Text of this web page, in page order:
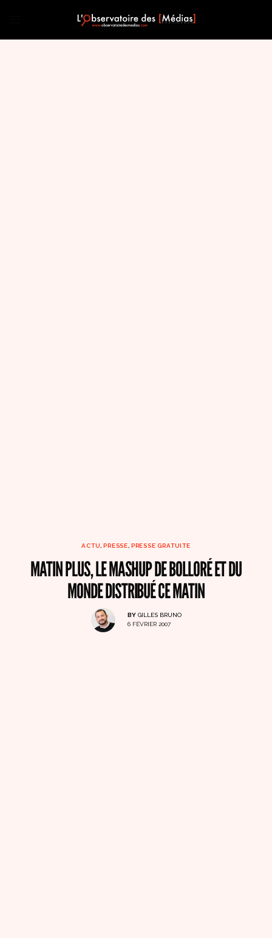
ACTU, PRESSE, PRESSE GRATUITE
MATIN PLUS, LE MASHUP DE BOLLORÉ ET DU
MONDE DISTRIBUÉ CE MATIN
BY GILLES BRUNO
6 FÉVRIER 2007